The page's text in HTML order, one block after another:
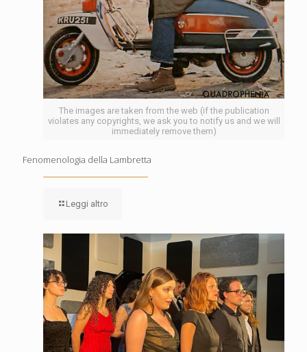
The images are taken from the web (if the publication
violates any copyrights, we ask you to notify us and we will
immediately remove them)
Fenomenologia della Lambretta
Leggi altro